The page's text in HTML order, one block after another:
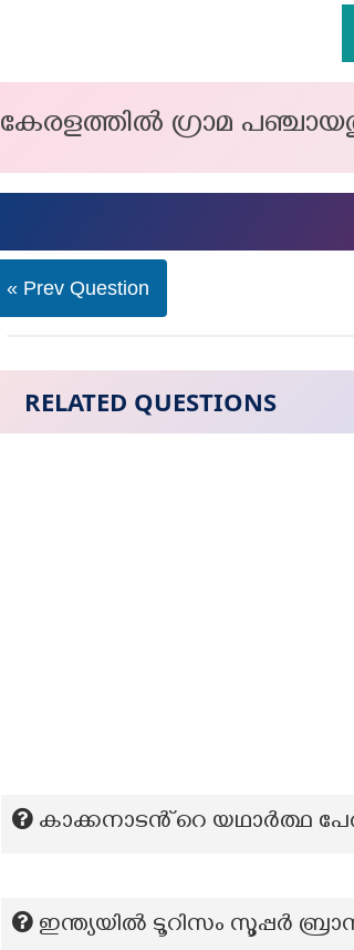
കേരളത്തിൽ ഗ്രാമ
« Prev Question
RELATED QUESTIONS
കാക്കനാടൻ്റെ യഥാർത്ഥ
ഇന്ത്യയില്‍ ടൂറിസം സൂപ്പര്‍